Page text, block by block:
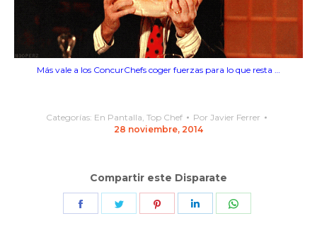
Más vale a los ConcurChefs coger fuerzas para lo que resta …
Categorías: En Pantalla, Top Chef Por Javier Ferrer
28 noviembre, 2014
Compartir este Disparate
Share
Share
Share
Share